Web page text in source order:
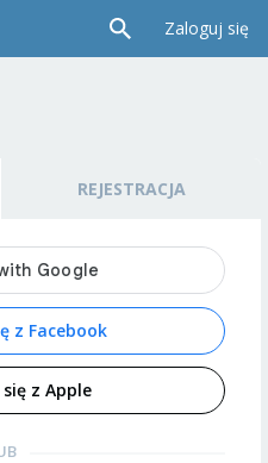
Zaloguj się
REJESTRACJA
z Facebook
z Apple